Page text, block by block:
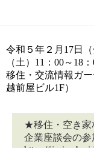
令和５年２月17日（
（土）11：00～18
移住・交流情報ガ
越前屋ビル1F）
★移住・空き家
企業座談会の参